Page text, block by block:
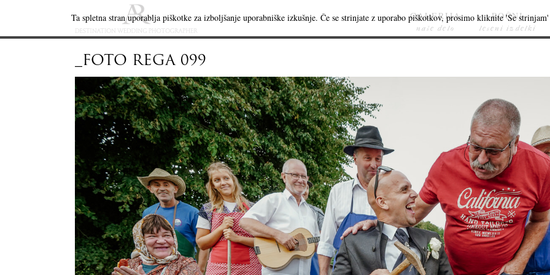
GALERIJA
naše delo
ROČNI
leseni izdelki
_FOTO REGA 099
Ta spletna stran uporablja piškotke za izboljšanje uporabniške izkušnje. Če se strinjate z uporabo piškotkov, prosimo kliknite 'Se